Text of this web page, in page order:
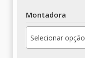
Montadora
Selecionar opção